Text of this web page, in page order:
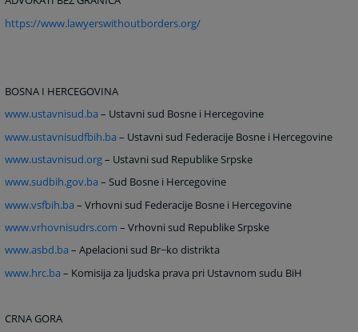
https://www.lawyerswithoutborders.org/
BOSNA I HERCEGOVINA
www.ustavnisud.ba – Ustavni sud Bosne i Hercegovine
www.ustavnisudfbih.ba – Ustavni sud Federacije Bosne i Hercegovine
www.ustavnisud.org– Ustavni sud Republike Srpske
www.sudbih.gov.ba – Sud Bosne i Hercegovine
www.vsfbih.ba – Vrhovni sud Federacije Bosne i Hercegovine
www.vrhovnisudrs.com – Vrhovni sud Republike Srpske
www.asbd.ba – Apelacioni sud Br~ko distrikta
www.hrc.ba – Komisija za ljudska prava pri Ustavnom sudu BiH
CRNA GORA